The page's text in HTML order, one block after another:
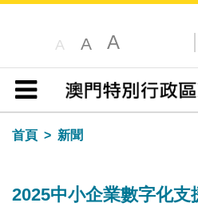
A A A
目錄
首頁
新聞
2025中小企業數字化支